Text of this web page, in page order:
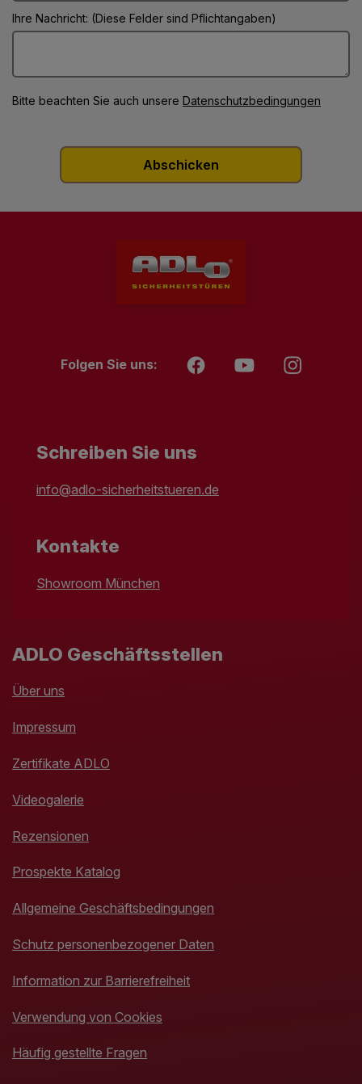
Ihre Nachricht: (Diese Felder sind Pflichtangaben)
Bitte beachten Sie auch unsere Datenschutzbedingungen
Folgen Sie uns:
Schreiben Sie uns
info@adlo-sicherheitstueren.de
Kontakte
Showroom München
ADLO Geschäftsstellen
Über uns
Impressum
Zertifikate ADLO
Videogalerie
Rezensionen
Prospekte Katalog
Allgemeine Geschäftsbedingungen
Schutz personenbezogener Daten
Information zur Barrierefreiheit
Verwendung von Cookies
Häufig gestellte Fragen